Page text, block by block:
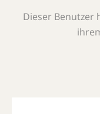
Dieser Benutzer